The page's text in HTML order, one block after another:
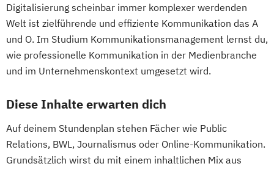
Digitalisierung scheinbar immer komplexer werdenden
Welt ist zielführende und effiziente Kommunikation das A
und O. Im Studium Kommunikationsmanagement lernst du,
wie professionelle Kommunikation in der Medienbranche
und im Unternehmenskontext umgesetzt wird.
Diese Inhalte erwarten dich
Auf deinem Stundenplan stehen Fächer wie Public
Relations, BWL, Journalismus oder Online-Kommunikation.
Grundsätzlich wirst du mit einem inhaltlichen Mix aus